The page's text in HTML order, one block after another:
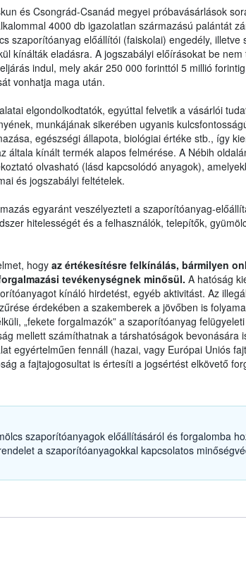
és Csongrád-Csanád megyei próbavásárlások
4000 db igazolatlan származású palántát
szaporítóanyag előállítói (faiskolai) engedély, illetve
kínálták eladásra. A jogszabályi előírásokat be nem
indul, mely akár 250 000 forinttól 5 millió
vonhatja maga után.
elgondolkodtatók, egyúttal felvetik a vásárlói
munkájának sikerében ugyanis
egészségi állapota, biológiai értéke stb., így
általa kínált termék alapos felmérése. A Nébih
olvasható (lásd kapcsolódó anyagok),
és jogszabályi feltételek.
egyaránt veszélyezteti a szaporítóanyag-
hitelességét és a felhasználók, telepítők,
hogy az értékesítésre felkínálás, bármilyen
tevékenységnek minősül. A hatóság
kínáló hirdetést, egyéb aktivitást. Az
érdekében a szakemberek a jövőben is
„fekete forgalmazók” a szaporítóanyag
mellett számíthatnak a társhatóságok bevonására
egyértelműen fennáll (hazai, vagy Európai Uniós
a fajtajogosultat is értesíti a jogsértést elkövető
szaporítóanyagok előállításáról és forgalomba
a szaporítóanyagokkal kapcsolatos